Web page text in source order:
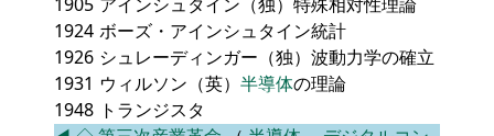
1924 ボーズ・アインシュタイン統計
1926 シュレーディンガー（独）波動力学の確立
1931 ウィルソン（英） 半導体の理論
1948 トランジスタ